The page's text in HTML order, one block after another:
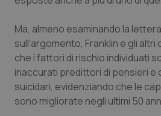
Valle D’Aosta
Veneto
Oncodermatologia
Oncoematologia
Oncologia & Nutrizione
Ma, almeno esaminando la
sull'argomento, Franklin e gli
che i fattori di rischio individuati
inaccurati predittori di pensieri e
suicidari, evidenziando che le
sono migliorate negli ultimi 50